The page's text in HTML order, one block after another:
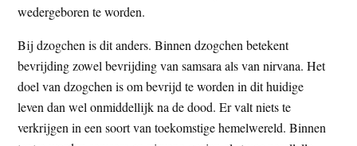
wedergeboren te worden.
Bij dzogchen is dit anders. Binnen dzogchen betekent
bevrijding zowel bevrijding van samsara als van nirvana. Het
doel van dzogchen is om bevrijd te worden in dit huidige
leven dan wel onmiddellijk na de dood. Er valt niets te
verkrijgen in een soort van toekomstige hemelwereld. Binnen